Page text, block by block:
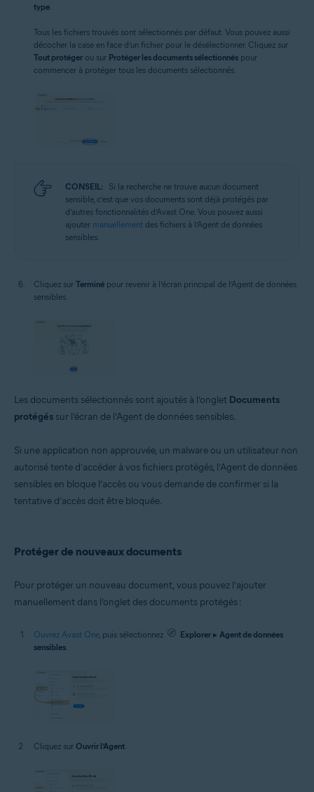
type
Tous les fichiers trouvés sont sélectionnés par défaut. Vous pouvez aussi
décocher la case en face d’un fichier pour le désélectionner. Cliquez sur
Tout protéger ou sur Protéger les documents sélectionnés pour
commencer à protéger tous les documents sélectionnés.
CONSEIL:
Si la recherche ne trouve aucun document
sensible, c’est que vos documents sont déjà protégés par
d’autres fonctionnalités d’Avast One. Vous pouvez aussi
ajouter manuellement des fichiers à l’Agent de données
sensibles.
Cliquez sur Terminé pour revenir à l’écran principal de l’Agent de données
sensibles.
Les documents sélectionnés sont ajoutés à l’onglet Documents
protégés sur l’écran de l’Agent de données sensibles.
Si une application non approuvée, un malware ou un utilisateur non
autorisé tente d’accéder à vos fichiers protégés, l’Agent de données
sensibles en bloque l’accès ou vous demande de confirmer si la
tentative d’accès doit être bloquée.
Protéger de nouveaux documents
Pour protéger un nouveau document, vous pouvez l’ajouter
manuellement dans l’onglet des documents protégés :
Ouvrez Avast One, puis sélectionnez Explorer ▸ Agent de données
sensibles
Cliquez sur Ouvrir l’Agent.